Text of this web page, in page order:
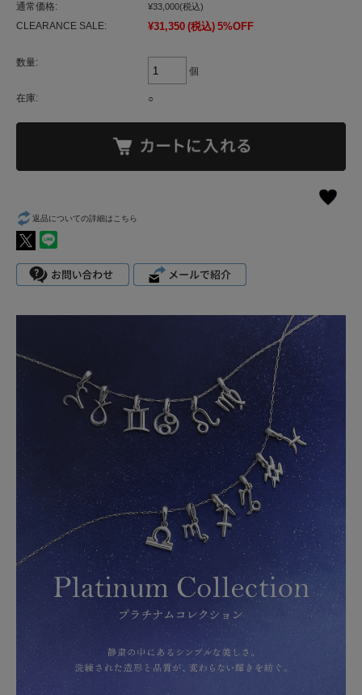
通常価格: ¥33,000(税込)
CLEARANCE SALE: ¥31,350 (税込) 5%OFF
数量:
個
在庫: ○
返品についての詳細はこちら